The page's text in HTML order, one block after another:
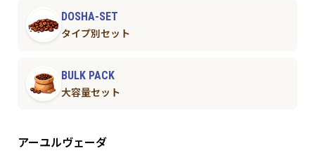
DOSHA-SET
タイプ別セット
BULK PACK
大容量セット
アーユルヴェーダ